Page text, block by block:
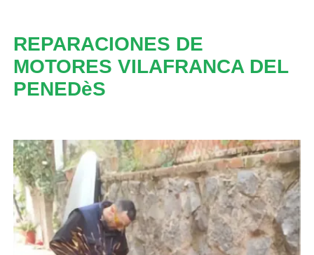
REPARACIONES DE
MOTORES VILAFRANCA DEL
PENEDèS